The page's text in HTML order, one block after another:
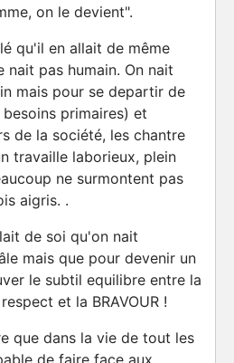
on le devient".
qu'il en allait de même
nait pas humain. On nait
mais pour se departir de
primaires) et
de la société, les chantre
travaille laborieux, plein
ne surmontent pas
aigris. .
de soi qu'on nait
mais que pour devenir un
le subtil equilibre entre la
et la BRAVOUR !
que dans la vie de tout les
de faire face aux